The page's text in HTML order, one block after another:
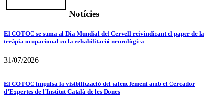
Notícies
El COTOC se suma al Dia Mundial del Cervell reivindicant el paper de la
teràpia ocupacional en la rehabilitació neurològica
31/07/2026
El COTOC impulsa la visibilització del talent femení amb el Cercador
d’Expertes de l’Institut Català de les Dones